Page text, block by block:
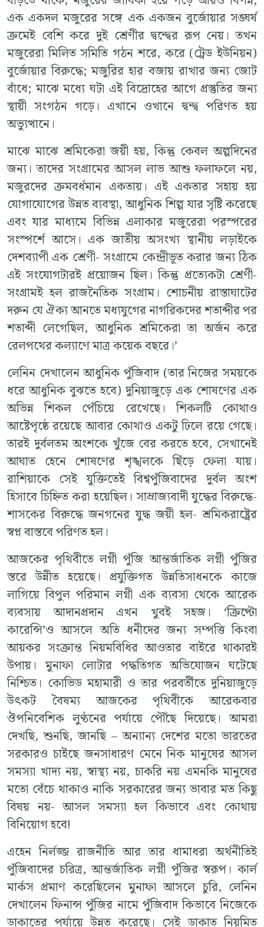
এক একদল মজুরের সঙ্গে এক একজন বুর্জোয়ার সঙ্ঘর্ষ
ক্রমেই বেশি করে দুই শ্রেণীর দ্বন্দ্বের রূপ নেয়। তখন
মজুরেরা মিলিত সমিতি গঠন শরে, করে (ট্রেড ইউনিয়ন)
বুর্জোয়ার বিরুদ্ধে; মজুরির হার বজায় রাখার জন্য জোট
বাঁধে; মাঝে মধ্যে ঘটা এই বিদ্রোহের আগে প্রস্তুতির জন্য
স্থায়ী সংগঠন গড়ে। এখানে ওখানে দ্বন্দ্ব পরিণত হয়
অভ্যুত্থানে।
মাঝে মাঝে শ্রমিকেরা জয়ী হয়, কিন্তু কেবল অল্পদিনের
জন্য। তাদের সংগ্রামের আসল লাভ আশু ফলাফলে নয়,
মজুরদের ক্রমবর্ধমান একতায়। এই একতার সহায় হয়
যোগাযোগের উন্নত ব্যবস্থা, আধুনিক শিল্প যার সৃষ্টি করেছে
এবং যার মাধ্যমে বিভিন্ন এলাকার মজুরেরা পরস্পরের
সংস্পর্শে আসে। এক জাতীয় অসংখ্য স্থানীয় লড়াইকে
দেশব্যাপী এক শ্রেণী- সংগ্রামে কেন্দ্রীভূত করার জন্য ঠিক
এই সংযোগটারই প্রয়োজন ছিল। কিন্তু প্রত্যেকটা শ্রেণী-
সংগ্রামই হল রাজনৈতিক সংগ্রাম। শোচনীয় রাস্তাঘাটের
দরুন যে ঐক্য আনতে মধ্যযুগের নাগরিকদের শতাব্দীর পর
শতাব্দী লেগেছিল, আধুনিক শ্রমিকেরা তা অর্জন করে
রেলপথের কল্যাণে মাত্র কয়েক বছরে।’
লেনিন দেখালেন আধুনিক পুঁজিবাদ (তার নিজের সময়কে
ধরে আধুনিক বুঝতে হবে) দুনিয়াজুড়ে এক শোষণের এক
অভিন্ন শিকল পেঁচিয়ে রেখেছে। শিকলটি কোথাও
আষ্টেপৃষ্ঠে রয়েছে আবার কোথাও একটু ঢিলে রয়ে গেছে।
তারই দুর্বলতম অংশকে খুঁজে বের করতে হবে, সেখানেই
আঘাত হেনে শোষণের শৃঙ্খলকে ছিঁড়ে ফেলা যায়।
রাশিয়াকে সেই যুক্তিতেই বিশ্বপুঁজিবাদের দুর্বল অংশ
হিসাবে চিহ্নিত করা হয়েছিল। সাম্রাজ্যবাদী যুদ্ধের বিরুদ্ধে-
শাসকের বিরুদ্ধে জনগনের যুদ্ধ জয়ী হল- শ্রমিকরাষ্ট্রের
স্বপ্ন বাস্তবে পরিণত হল।
আজকের পৃথিবীতে লগ্নী পুঁজি আন্তর্জাতিক লগ্নী পুঁজির
স্তরে উন্নীত হয়েছে। প্রযুক্তিগত উন্নতিসাধনকে কাজে
লাগিয়ে বিপুল পরিমান লগ্নী এক ব্যবসা থেকে আরেক
ব্যবসায় আদানপ্রদান এখন খুবই সহজ। ‘ক্রিপ্টো
কারেন্সি’ও আসলে অতি ধনীদের জন্য সম্পত্তি কিংবা
আয়কর সংক্রান্ত নিয়মবিধির আওতার বাইরে থাকারই
উপায়। মুনাফা লোটার পদ্ধতিগত অভিযোজন ঘটেছে
নিশ্চিত। কোভিড মহামারী ও তার পরবর্তীতে দুনিয়াজুড়ে
উৎকট বৈষম্য আজকের পৃথিবীকে আরেকবার
ঔপনিবেশিক লুণ্ঠনের পর্যায়ে পৌঁছে দিয়েছে। আমরা
দেখছি, শুনছি, জানছি – অন্যান্য দেশের মতো ভারতের
সরকারও চাইছে জনসাধারণ মেনে নিক মানুষের আসল
সমস্যা খাদ্য নয়, স্বাস্থ্য নয়, চাকরি নয় এমনকি মানুষের
মতো বেঁচে থাকাও নাকি সরকারের জন্য ভাবার মত কিছু
বিষয় নয়- আসল সমস্যা হল কিভাবে এবং কোথায়
বিনিয়োগ হবে!
এহেন নির্লজ্জ রাজনীতি আর তার ধামাধরা অর্থনীতিই
পুঁজিবাদের চরিত্র, আন্তর্জাতিক লগ্নী পুঁজির স্বরূপ। কার্ল
মার্কস প্রমাণ করেছিলেন মুনাফা আসলে চুরি, লেনিন
দেখালেন ফিনান্স পুঁজির নামে পুঁজিবাদ কিভাবে নিজেকে
ডাকাতের পর্যায়ে উন্নত করেছে। সেই ডাকাত নিয়মিত